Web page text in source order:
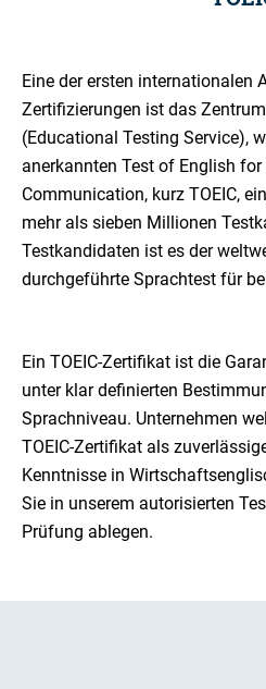
Eine der ersten internationalen
Zertifizierungen ist das
(Educational Testing Service),
anerkannten Test of English
Communication, kurz TOEIC,
mehr als sieben Millionen
Testkandidaten ist es der
durchgeführte Sprachtest für
Ein TOEIC-Zertifikat ist die
unter klar definierten
Sprachniveau. Unternehmen
TOEIC-Zertifikat als
Kenntnisse in
Sie in unserem autorisierten
Prüfung ablegen.